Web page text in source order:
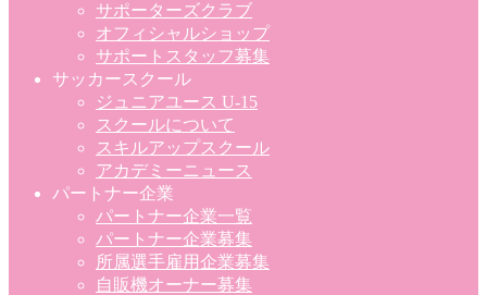
サポーターズクラブ
オフィシャルショップ
サポートスタッフ募集
サッカースクール
ジュニアユース U-15
スクールについて
スキルアップスクール
アカデミーニュース
パートナー企業
パートナー企業一覧
パートナー企業募集
所属選手雇用企業募集
自販機オーナー募集